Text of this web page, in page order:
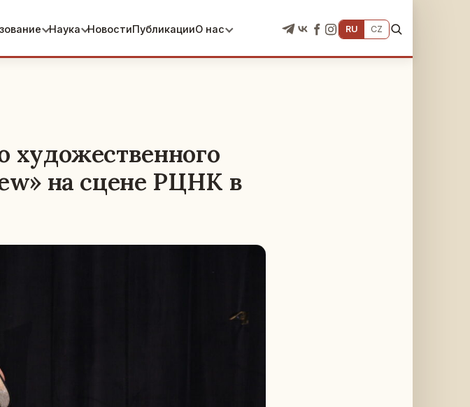
Наука НовостиПубликацииО нас RU CZ
художественного
на сцене РЦНК в